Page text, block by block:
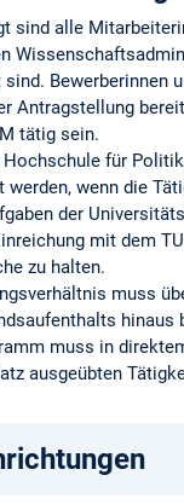
sind alle
Bewerberinnen
Antragstellung
tätig sein.
für
werden, wenn die
der
mit dem
zu halten.
muss
hinaus
muss in
ausgeübten